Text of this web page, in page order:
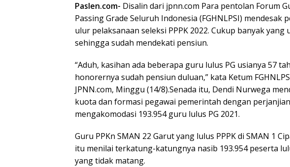
Paslen.com- Disalin dari jpnn.com Para pentolan Forum
Passing Grade Seluruh Indonesia (FGHNLPSI)
ulur pelaksanaan seleksi PPPK 2022. Cukup banyak yang
sehingga sudah mendekati pensiun.
“Aduh, kasihan ada beberapa guru lulus PG usianya 57
honorernya sudah pensiun duluan,” kata Ketum
JPNN.com, Minggu (14/8).Senada itu, Dendi Nurwega
kuota dan formasi pegawai pemerintah dengan
mengakomodasi 193.954 guru lulus PG 2021.
Guru PPKn SMAN 22 Garut yang lulus PPPK di SMAN 1
itu menilai terkatung-katungnya nasib 193.954 peserta
yang tidak matang.